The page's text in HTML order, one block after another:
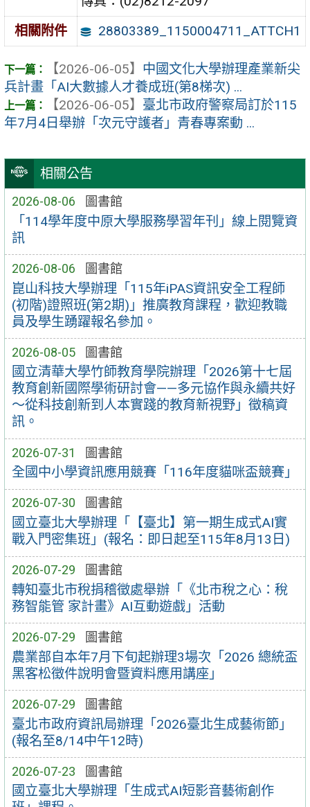
相關公告
2026-08-06 圖書館
「114學年度中原大學服務學習年刊」線上閱覽資
訊
2026-08-06 圖書館
崑山科技大學辦理「115年iPAS資訊安全工程師
(初階)證照班(第2期)」推廣教育課程，歡迎教職
員及學生踴躍報名參加。
2026-08-05 圖書館
國立清華大學竹師教育學院辦理「2026第十七屆
教育創新國際學術研討會——多元協作與永續共好
～從科技創新到人本實踐的教育新視野」徵稿資
訊。
2026-07-31 圖書館
全國中小學資訊應用競賽「116年度貓咪盃競賽」
2026-07-30 圖書館
國立臺北大學辦理「【臺北】第一期生成式AI實
戰入門密集班」(報名：即日起至115年8月13日)
2026-07-29 圖書館
轉知臺北市稅捐稽徵處舉辦「《北市稅之心：稅
務智能管 家計畫》AI互動遊戲」活動
2026-07-29 圖書館
農業部自本年7月下旬起辦理3場次「2026 總統盃
黑客松徵件說明會暨資料應用講座」
2026-07-29 圖書館
臺北市政府資訊局辦理「2026臺北生成藝術節」
(報名至8/14中午12時)
2026-07-23 圖書館
國立臺北大學辦理「生成式AI短影音藝術創作
相關附件
28803389_1150004711_ATTCH1
【2026-06-05】 中國文化大學辦理產業新尖
兵計畫「AI大數據人才養成班(第8梯次) ...
【2026-06-05】 臺北市政府警察局訂於115
年7月4日舉辦「次元守護者」青春專案動 ...